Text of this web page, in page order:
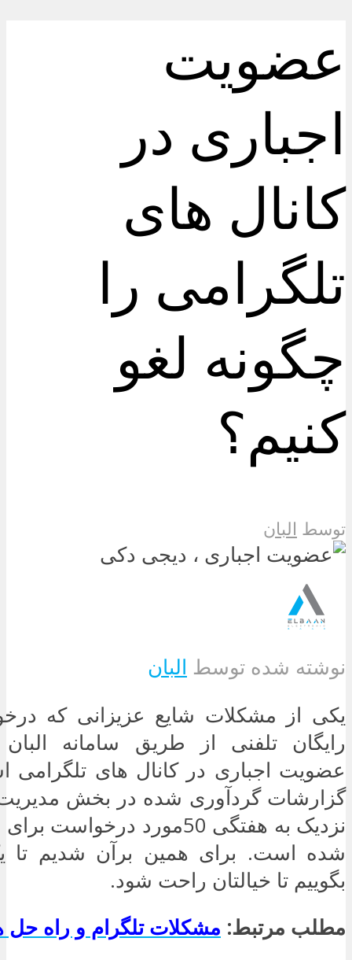
عضویت
اجباری در
کانال های
تلگرامی را
چگونه لغو
کنیم؟
توسط البان
نوشته شده توسط البان
یکی از مشکلات شایع عزیزانی که
رایگان تلفنی از طریق سامانه
عضویت اجباری در کانال های
گزارشات گردآوری شده در بخش
نزدیک به هفتگی 50مورد
شده است. برای همین برآن شدیم تا
بگوییم تا خیالتان راحت شود.
مطلب مرتبط: مشکلات تلگرام و راه حل